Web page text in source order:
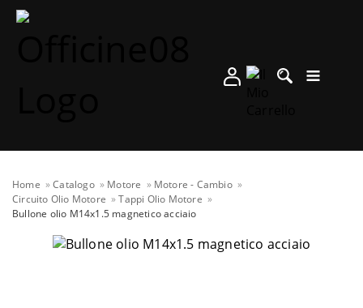
Home Catalogo Motore
Motore - Cambio
Circuito Olio Motore
Tappi Olio Motore
Bullone olio M14x1.5 magnetico acciaio